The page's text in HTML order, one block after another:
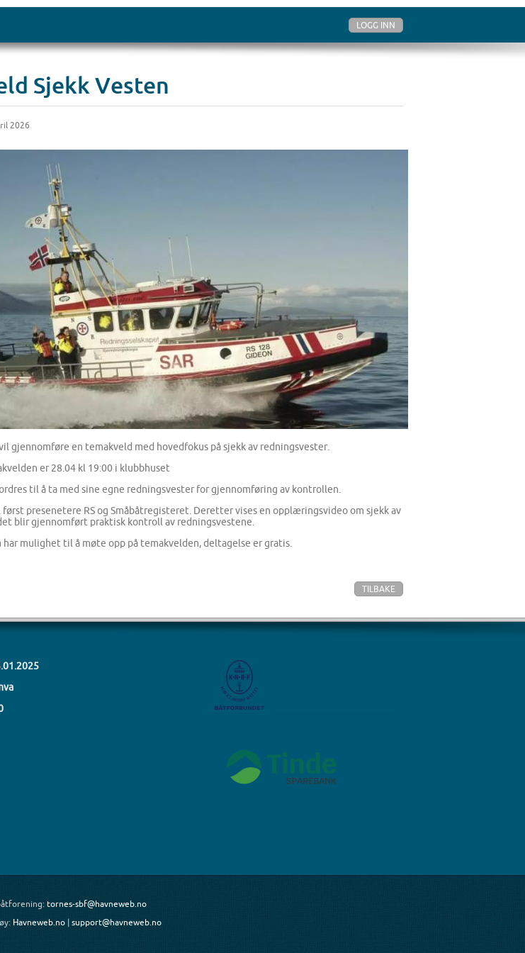
LOGG INN
Sjekk Vesten
2026
gjennomføre en temakveld med hovedfokus på sjekk av redningsvester.
er 28.04 kl 19:00 i klubbhuset
til å ta med sine egne redningsvester for gjennomføring av kontrollen.
først presenetere RS og Småbåtregisteret. Deretter vises en opplæringsvideo om sjekk av
blir gjennomført praktisk kontroll av redningsvestene.
har mulighet til å møte opp på temakvelden, deltagelse er gratis.
TILBAKE
tornes-sbf@havneweb.no
Havneweb.no | support@havneweb.no